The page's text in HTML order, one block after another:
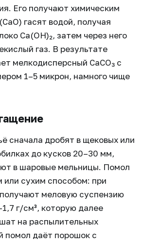
Его получают химическим
гасят водой, получая
Ca(OH)₂, затем через него
газ. В результате
мелкодисперсный CaCO₃ с
1–5 микрон, намного чище
сначала дробят в щековых или
до кусков 20–30 мм,
в шаровые мельницы. Помол
или сухим способом: при
меловую суспензию
г/см³, которую далее
на распылительных
помол даёт порошок с